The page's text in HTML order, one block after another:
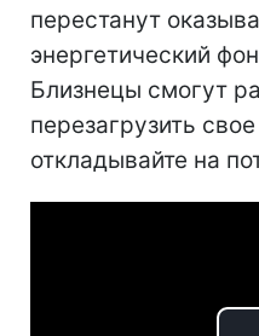
перестанут
энергетический
Близнецы смогут
перезагрузить
откладывайте на